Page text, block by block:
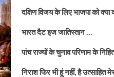
दक्षिण विजय के लिए भाजपा को क्या
भारत दैट इज जातिस्तान …
पांच राज्यों के चुनाव परिणाम के
निराश फिर भी हूं नहीं, है उत्साहित